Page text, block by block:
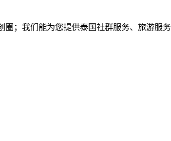
圈 ； 我们能为您提供泰国社群服务、旅游服务